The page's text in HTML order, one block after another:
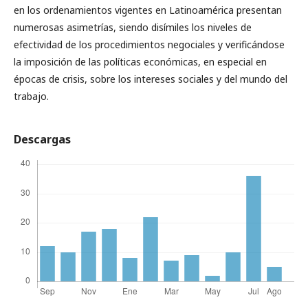
en los ordenamientos vigentes en Latinoamérica presentan
numerosas asimetrías, siendo disímiles los niveles de
efectividad de los procedimientos negociales y verificándose
la imposición de las políticas económicas, en especial en
épocas de crisis, sobre los intereses sociales y del mundo del
trabajo.
Descargas